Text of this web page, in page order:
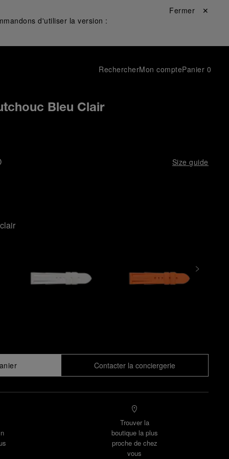
d'utiliser la version :
Fermer ✕
RechercherMon comptePanier 0
Bleu Clair
Size guide
Contacter la conciergerie
Trouver la
boutique la plus
proche de chez
vous